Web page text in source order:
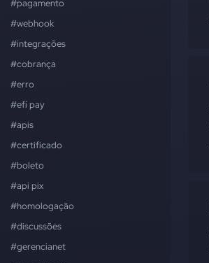
#pagamento
#webhook
#integrações
#cobrança
#erro
#efí pay
#apis
#certificado
#boleto
#api pix
#homologação
#discussões
#gerencianet